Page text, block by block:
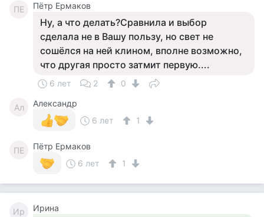
ПЕ Пётр Ермаков
Ну, а что делать?Сравнила и выбор
сделала не в Вашу пользу, но свет не
сошёлся на ней клином, вполне возможно,
что другая просто затмит первую....
6 лет 2 0
Ал
Александр
6 лет
1
ПЕ
Пётр Ермаков
6 лет
1
Ир Ирина